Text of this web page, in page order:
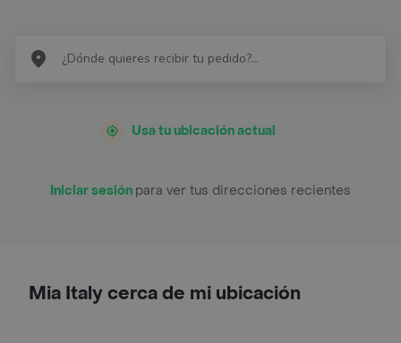
Usa tu ubicación actual
Iniciar sesión para ver tus direcciones recientes
Mia Italy cerca de mi ubicación